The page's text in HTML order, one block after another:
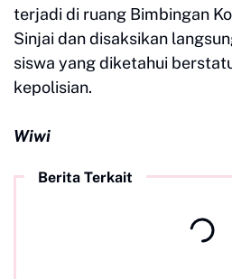
terjadi di ruang Bimbingan
Sinjai dan disaksikan
siswa yang diketahui
kepolisian.
Wiwi
Berita Terkait